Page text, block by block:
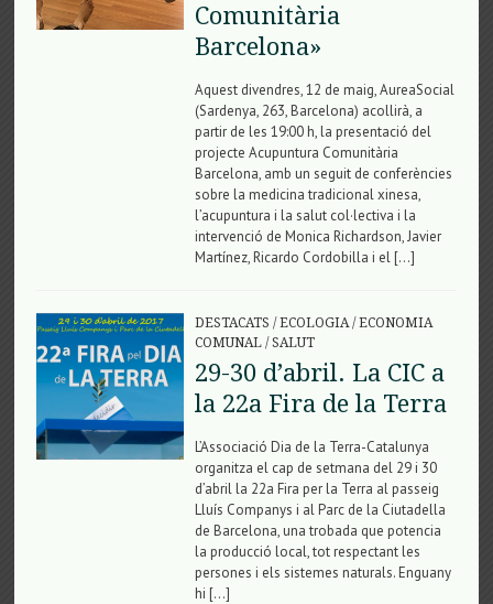
Comunitària
Barcelona»
Aquest divendres, 12 de maig, AureaSocial
(Sardenya, 263, Barcelona) acollirà, a
partir de les 19:00 h, la presentació del
projecte Acupuntura Comunitària
Barcelona, amb un seguit de conferències
sobre la medicina tradicional xinesa,
l’acupuntura i la salut col·lectiva i la
intervenció de Monica Richardson, Javier
Martínez, Ricardo Cordobilla i el […]
DESTACATS /ECOLOGIA/ECONOMIA
COMUNAL/SALUT
29-30 d’abril. La CIC a
la 22a Fira de la Terra
L’Associació Dia de la Terra-Catalunya
organitza el cap de setmana del 29 i 30
d’abril la 22a Fira per la Terra al passeig
Lluís Companys i al Parc de la Ciutadella
de Barcelona, una trobada que potencia
la producció local, tot respectant les
persones i els sistemes naturals. Enguany
hi […]